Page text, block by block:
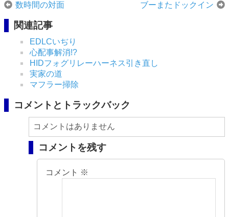
数時間の対面 ブーまたドックイン
関連記事
EDLCいぢり
心配事解消!?
HIDフォグリレーハーネス引き直し
実家の道
マフラー掃除
コメントとトラックバック
コメントはありません
コメントを残す
コメント ※